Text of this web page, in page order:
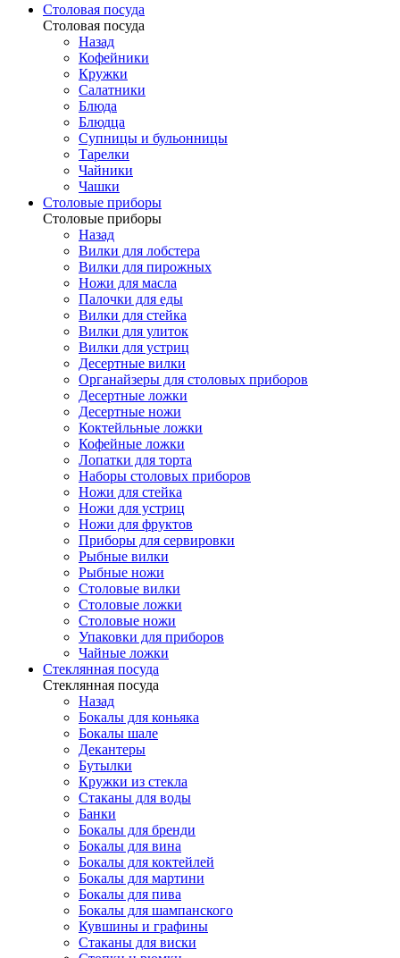
Столовая посуда
Столовая посуда
Назад
Кофейники
Кружки
Салатники
Блюда
Блюдца
Супницы и бульонницы
Тарелки
Чайники
Чашки
Cтоловые приборы
Cтоловые приборы
Назад
Вилки для лобстера
Вилки для пирожных
Ножи для масла
Палочки для еды
Вилки для стейка
Вилки для улиток
Вилки для устриц
Десертные вилки
Органайзеры для столовых приборов
Десертные ложки
Десертные ножи
Коктейльные ложки
Кофейные ложки
Лопатки для торта
Наборы столовых приборов
Ножи для стейка
Ножи для устриц
Ножи для фруктов
Приборы для сервировки
Рыбные вилки
Рыбные ножи
Столовые вилки
Столовые ложки
Столовые ножи
Упаковки для приборов
Чайные ложки
Стеклянная посуда
Стеклянная посуда
Назад
Бокалы для коньяка
Бокалы шале
Декантеры
Бутылки
Кружки из стекла
Стаканы для воды
Банки
Бокалы для бренди
Бокалы для вина
Бокалы для коктейлей
Бокалы для мартини
Бокалы для пива
Бокалы для шампанского
Кувшины и графины
Стаканы для виски